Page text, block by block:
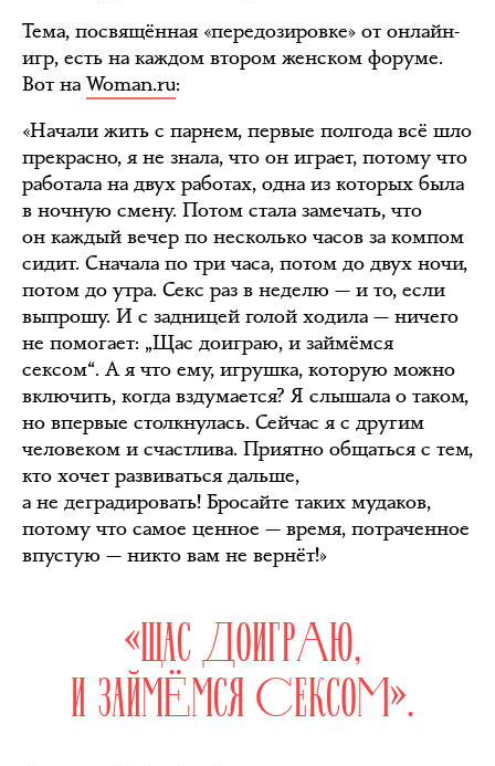
Тема, посвящённая «передозировке» от онлайн-
игр, есть на каждом втором женском форуме.
Вот наWoman.ru:
«Начали жить с парнем, первые полгода всё шло
прекрасно, я не знала, что он играет, потому что
работала на двух работах, одна из которых была
в ночную смену. Потом стала замечать, что
он каждый вечер по несколько часов за компом
сидит. Сначала по три часа, потом до двух ночи,
потом до утра. Секс раз в неделю — и то, если
выпрошу. И с задницей голой ходила — ничего
не помогает: „Щас доиграю, и займёмся
сексом“. А я что ему, игрушка, которую можно
включить, когда вздумается? Я слышала о таком,
но впервые столкнулась. Сейчас я с другим
человеком и счастлива. Приятно общаться с тем,
кто хочет развиваться дальше,
а не деградировать! Бросайте таких мудаков,
потому что самое ценное — время, потраченное
впустую — никто вам не вернёт!»
«ЩАС ДОИГРАЮ,
И ЗАЙМЁМСЯ СЕКСОМ».